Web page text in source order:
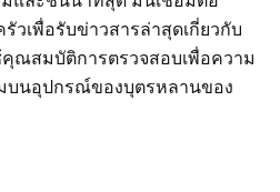
เพื่อรับข่าวสารล่าสุดเกี่ยวกับ
ณสมบัติการตรวจสอบเพื่อความ
บนอุปกรณ์ของบุตรหลานของ